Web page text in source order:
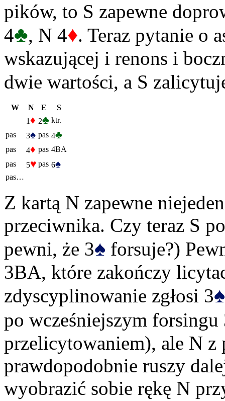
pików, to S zapewne
4♣, N 4♦. Teraz pytanie o
wskazującej i renons i
dwie wartości, a S
W N E
S
1♦ 2♣ ktr.
pas
3♠ pas 4♣
pas 4♦ pas 4BA
pas
5♥ pas 6♠
pas…
Z kartą N zapewne
przeciwnika. Czy teraz S
pewni, że 3♠ forsuje?)
3BA, które zakończy
zdyscyplinowanie zgłosi 3♠
po wcześniejszym forsingu
przelicytowaniem), ale N
prawdopodobnie ruszy
wyobrazić sobie rękę N